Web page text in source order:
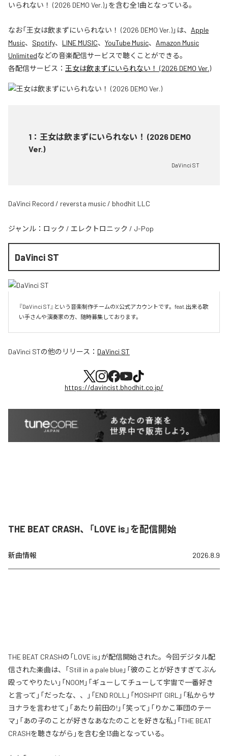
いられない！ (2026 DEMO Ver.)」を含む全1曲となっている。
なお「王女は飲まずにいられない！ (2026 DEMO Ver.)」は、 Apple
Music、 Spotify、 LINE MUSIC、 YouTube Music、 Amazon Music
Unlimitedなどの音楽配信サービスで聴くことができる。
各配信サービス： 王女は飲まずにいられない！ (2026 DEMO Ver.)
1 ： 王女は飲まずにいられない！ (2026 DEMO
Ver.)
DaVinci ST
DaVinci Record / reversta music / bhodhit LLC
ジャンル： ロック / エレクトロニック / J-Pop
DaVinci ST
『DaVinci ST』という音楽制作チームのX公式アカウントです。feat.出来る歌
い手さんや演奏家の方、随時募集しております。
DaVinci STの他のリリース： DaVinci ST
https://davincist.bhodhit.co.jp/
THE BEAT CRASH、「LOVE is」を配信開始
新曲情報 2026.8.9
THE BEAT CRASHの「LOVE is」が配信開始された。今回デジタル配
信された楽曲は、「Still in a pale blue」「彼のことが好きすぎてぶん
殴ってやりたい」「NOOM」「ギューしてチューして宇宙で一番好き
と言って」「だったな、、」「END ROLL」「MOSHPIT GIRL」「私からサ
ヨナラを言わせて」「あたり前田の!」「笑って」「りかこ軍団のテー
マ」「あの子のことが好きなあなたのことを好きな私」「THE BEAT
CRASHを聴きながら」を含む全13曲となっている。